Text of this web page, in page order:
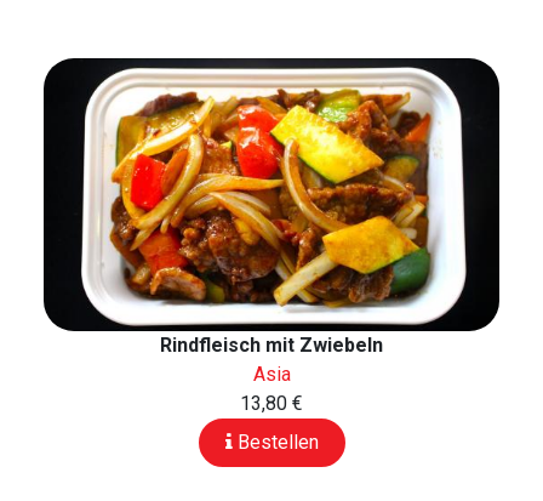
Rindfleisch mit Zwiebeln
Asia
13,80 €
Bestellen